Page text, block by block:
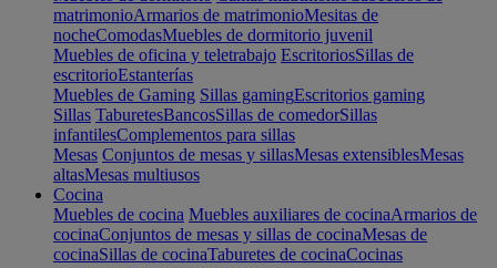
matrimonioArmarios de matrimonioMesitas de
nocheComodasMuebles de dormitorio juvenil
Muebles de oficina y teletrabajo EscritoriosSillas de
escritorioEstanterías
Muebles de Gaming Sillas gamingEscritorios gaming
Sillas TaburetesBancosSillas de comedorSillas
infantilesComplementos para sillas
Mesas Conjuntos de mesas y sillasMesas extensiblesMesas
altasMesas multiusos
Cocina
Muebles de cocina Muebles auxiliares de cocinaArmarios de
cocinaConjuntos de mesas y sillas de cocinaMesas de
cocinaSillas de cocinaTaburetes de cocinaCocinas